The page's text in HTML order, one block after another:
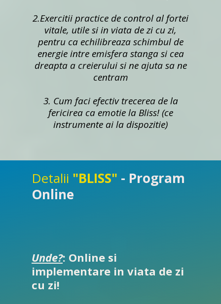
2.Exercitii practice de control al fortei
vitale, utile si in viata de zi cu zi,
pentru ca echilibreaza schimbul de
energie intre emisfera stanga si cea
dreapta a creierului si ne ajuta sa ne
centram
3. Cum faci efectiv trecerea de la
fericirea ca emotie la Bliss! (ce
instrumente ai la dispozitie)
Detalii "BLISS" - Program
Online
Unde?: Online si
implementare in viata de zi
cu zi!